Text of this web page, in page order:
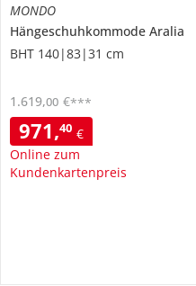
MONDO
Hängeschuhkommode Aralia
BHT 140|83|31 cm
971,40 €
Online zum
Kundenkartenpreis
1.619,00 €***